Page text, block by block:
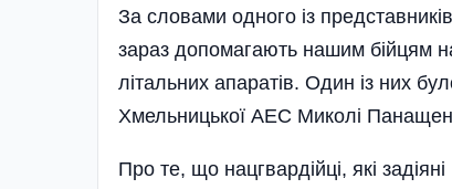
За словами одного із
зараз допомагають нашим бійцям
літальних апаратів. Один із них
Хмельницької АЕС Миколі
Про те, що нацгвардійці, які